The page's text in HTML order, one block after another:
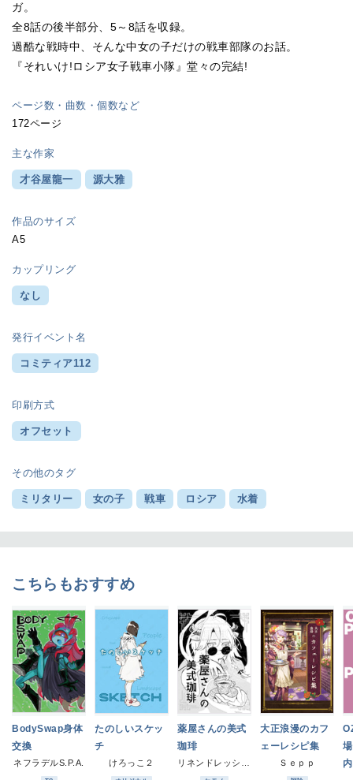
ガ。
全8話の後半部分、5～8話を収録。
過酷な戦時中、そんな中女の子だけの戦車部隊のお話。
『それいけ!ロシア女子戦車小隊』堂々の完結!
ページ数・曲数・個数など
172ページ
主な作家
才谷屋龍一 源大雅
作品のサイズ
A5
カップリング
なし
発行イベント名
コミティア112
印刷方式
オフセット
その他のタグ
ミリタリー 女の子 戦車 ロシア 水着
こちらもおすすめ
BodySwap身体
交換
ネフラデルS.P.A.
たのしいスケッ
チ
けろっこ２
薬屋さんの美式
珈琲
リネンドレッシング
大正浪漫のカフ
ェーレシピ集
Ｓｅｐｐ
内